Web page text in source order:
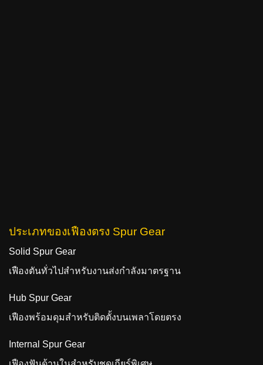
ประเภทของเฟืองตรง Spur Gear
Solid Spur Gear
เฟืองตันทั่วไปสำหรับงานส่งกำลังมาตรฐาน
Hub Spur Gear
เฟืองพร้อมดุมสำหรับติดตั้งบนเพลาโดยตรง
Internal Spur Gear